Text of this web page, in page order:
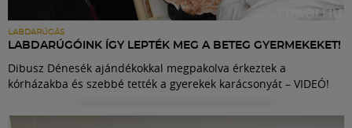
LABDARÚGÁS
LABDARÚGÓINK ÍGY LEPTÉK MEG A BETEG GYERMEKEKET!
Dibusz Dénesék ajándékokkal megpakolva érkeztek a
kórházakba és szebbé tették a gyerekek karácsonyát – VIDEÓ!